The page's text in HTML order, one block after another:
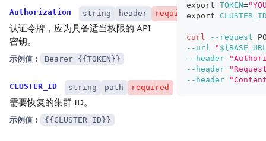
Authorization string header required
认证令牌，应为具备适当权限的 API
密钥。
示例值： Bearer {{TOKEN}}
CLUSTER_ID string path required
需要恢复的集群 ID。
示例值： {{CLUSTER_ID}}
export TOKEN=
export
curl --request
--url
"
--header
--header
--header